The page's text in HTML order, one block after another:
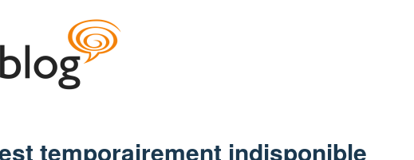
temporairement indisponible